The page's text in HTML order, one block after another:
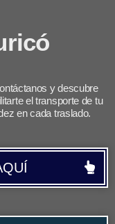
y descubre
el transporte de tu
en cada traslado.